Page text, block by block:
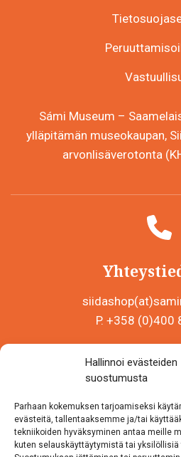
Hallinnoi evästeiden
suostumusta
Parhaan kokemuksen tarjoamiseksi
evästeitä, tallentaaksemme ja/tai
tekniikoiden hyväksyminen antaa meille
kuten selauskäyttäytymistä tai
Sámi Museum –
ylläpitämän museokaupan,
arvonlisäverotonta
P. +358 (0)400
Y-tunnus
Inarintie
99870